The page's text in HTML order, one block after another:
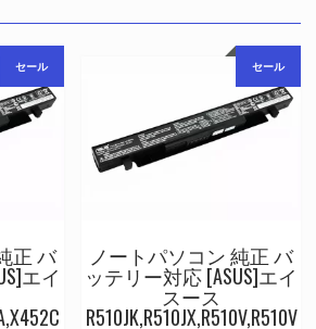
セール
正 バ
エイ
セール
ノートパソコン 純正 バ
ッテリー対応 [ASUS]エイ
スース
R510JK,R510JX,R510V,R510V